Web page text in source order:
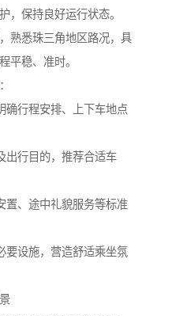
，保持良好运行状态。
熟悉珠三角地区路况，具
平稳、准时。
确行程安排、上下车地点
出行目的，推荐合适车
置、途中礼貌服务等标准
要设施，营造舒适乘坐氛